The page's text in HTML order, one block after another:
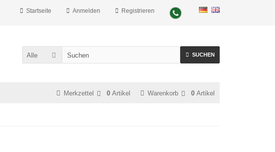
Registrieren
Anmelden
Startseite
Alle SUCHEN
Warenkorb 0 Artikel
Merkzettel 0 Artikel